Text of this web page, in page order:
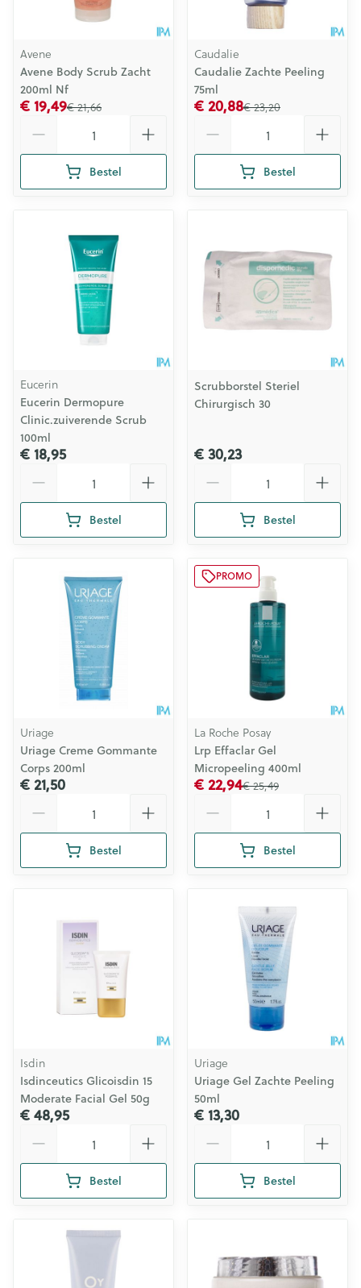
Avene
Avene Body Scrub Zacht
200ml Nf
€ 21,66
€ 19,49
Bestel
Caudalie
Caudalie Zachte Peeling
75ml
€ 23,20
€ 20,88
Bestel
Eucerin
Eucerin Dermopure
Clinic.zuiverende Scrub
100ml
€ 18,95
Bestel
Scrubborstel Steriel
Chirurgisch 30
€ 30,23
Bestel
Uriage
Uriage Creme Gommante
Corps 200ml
€ 21,50
Bestel
PROMO
La Roche Posay
Lrp Effaclar Gel
Micropeeling 400ml
€ 25,49
€ 22,94
Bestel
Isdin
Isdinceutics Glicoisdin 15
Moderate Facial Gel 50g
€ 48,95
Bestel
Uriage
Uriage Gel Zachte Peeling
50ml
€ 13,30
Bestel